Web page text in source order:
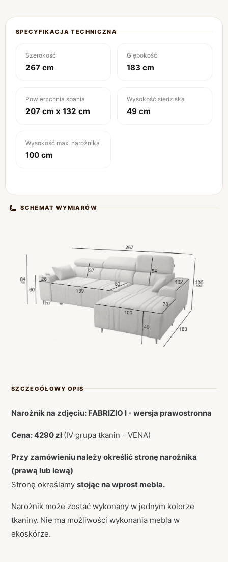
SPECYFIKACJA TECHNICZNA
Szerokość
267 cm
Głębokość
183 cm
Powierzchnia spania
207 cm x 132 cm
Wysokość siedziska
49 cm
Wysokość max. narożnika
100 cm
SCHEMAT WYMIARÓW
SZCZEGÓŁOWY OPIS
Narożnik na zdjęciu: FABRIZIO I - wersja prawostronna
Cena: 4290 zł(IV grupa tkanin - VENA)
Przy zamówieniu należy określić stronę narożnika
(prawą lub lewą)
Stronę określamy stojąc na wprost mebla.
Narożnik może zostać wykonany w jednym kolorze
tkaniny. Nie ma możliwości wykonania mebla w
ekoskórze.